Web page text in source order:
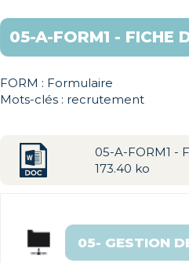
05-A-FORM1 - FICHE
FORM : Formulaire
Mots-clés : recrutement
05-A-FORM1 -
173.40 ko